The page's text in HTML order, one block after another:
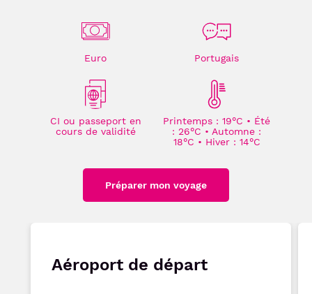
Euro Portugais
CI ou passeport en
cours de validité
Printemps : 19°C • Été
: 26°C • Automne :
18°C • Hiver : 14°C
Préparer mon voyage
Aéroport de départ